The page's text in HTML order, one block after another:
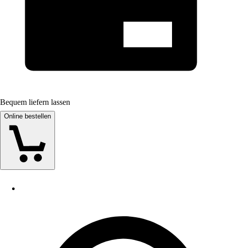
Bequem liefern lassen
Online bestellen